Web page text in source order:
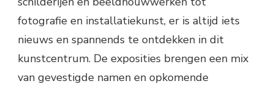
fotografie en installatiekunst, er is altijd iets
nieuws en spannends te ontdekken in dit
kunstcentrum. De exposities brengen een mix
van gevestigde namen en opkomende